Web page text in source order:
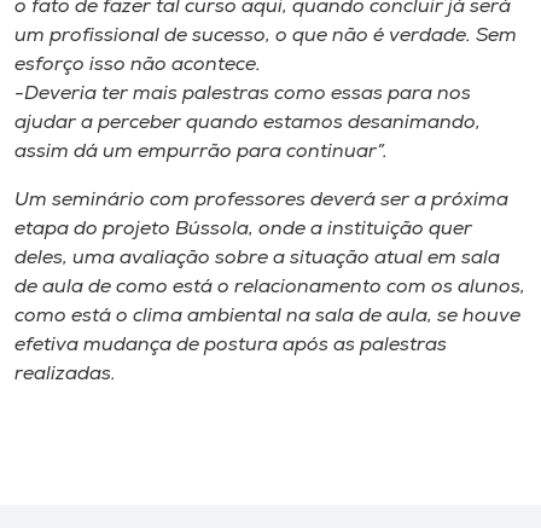
o fato de fazer tal curso aqui, quando concluir já será
um profissional de sucesso, o que não é verdade. Sem
esforço isso não acontece.
-Deveria ter mais palestras como essas para nos
ajudar a perceber quando estamos desanimando,
assim dá um empurrão para continuar”.
Um seminário com professores deverá ser a próxima
etapa do projeto Bússola, onde a instituição quer
deles, uma avaliação sobre a situação atual em sala
de aula de como está o relacionamento com os alunos,
como está o clima ambiental na sala de aula, se houve
efetiva mudança de postura após as palestras
realizadas.